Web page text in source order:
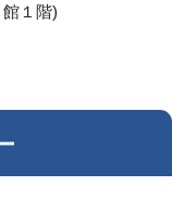
１階)